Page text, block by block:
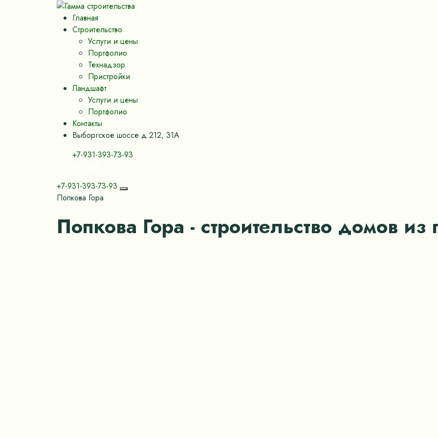
Главная
Строительство
Услуги и цены
Портфолио
Технадзор
Пристройки
Ландшафт
Услуги и цены
Портфолио
Контакты
Выборгское шоссе д.212, 31А
+7-931-393-73-93
+7-931-393-73-93
Попкова Гора
Попкова Гора - строительство домов из